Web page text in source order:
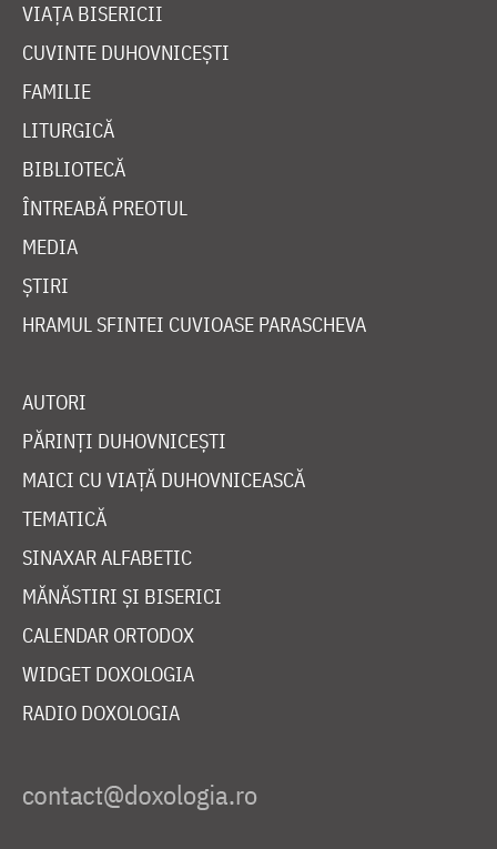
VIAȚA BISERICII
CUVINTE DUHOVNICEȘTI
FAMILIE
LITURGICĂ
BIBLIOTECĂ
ÎNTREABĂ PREOTUL
MEDIA
ȘTIRI
HRAMUL SFINTEI CUVIOASE PARASCHEVA
AUTORI
PĂRINȚI DUHOVNICEȘTI
MAICI CU VIAȚĂ DUHOVNICEASCĂ
TEMATICĂ
SINAXAR ALFABETIC
MĂNĂSTIRI ȘI BISERICI
CALENDAR ORTODOX
WIDGET DOXOLOGIA
RADIO DOXOLOGIA